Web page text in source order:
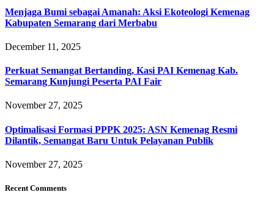
Menjaga Bumi sebagai Amanah: Aksi Ekoteologi Kemenag
Kabupaten Semarang dari Merbabu
December 11, 2025
Perkuat Semangat Bertanding, Kasi PAI Kemenag Kab.
Semarang Kunjungi Peserta PAI Fair
November 27, 2025
Optimalisasi Formasi PPPK 2025: ASN Kemenag Resmi
Dilantik, Semangat Baru Untuk Pelayanan Publik
November 27, 2025
Recent Comments